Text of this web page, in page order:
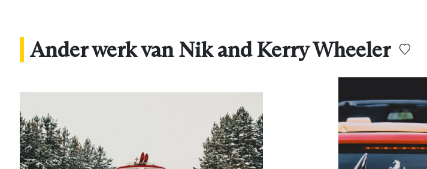
Ander werk van Nik and Kerry Wheeler